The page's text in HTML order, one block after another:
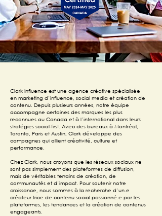
Clark Influence est une agence créative spécialisée
en marketing d’influence, social media et création de
contenu. Depuis plusieurs années, notre équipe
accompagne certaines des marques les plus
reconnues au Canada et à l’international dans leurs
stratégies social-first. Avec des bureaux à Montréal,
Toronto, Paris et Austin, Clark développe des
campagnes qui allient créativité, culture et
performance.
Chez Clark, nous croyons que les réseaux sociaux ne
sont pas simplement des plateformes de diffusion,
mais de véritables terrains de création, de
communautés et d’impact. Pour soutenir notre
croissance, nous sommes à la recherche d’un.e
créateur.trice de contenu social passionné.e par les
plateformes, les tendances et la création de contenus
engageants.